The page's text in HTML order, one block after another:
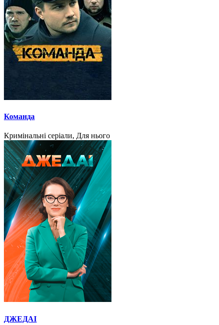
Команда
Кримінальні серіали, Для нього
ДЖЕДАІ